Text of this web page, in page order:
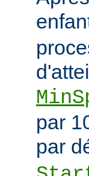
par
par